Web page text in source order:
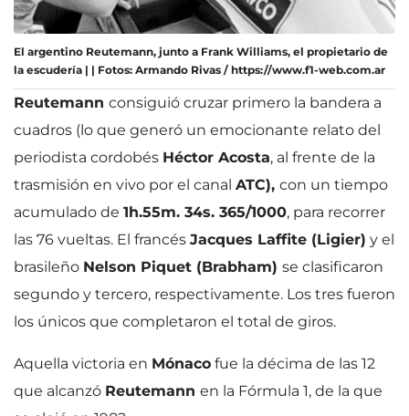
El argentino Reutemann, junto a Frank Williams, el propietario de
la escudería | | Fotos: Armando Rivas / https://www.f1-web.com.ar
Reutemann consiguió cruzar primero la bandera a
cuadros (lo que generó un emocionante relato del
periodista cordobés Héctor Acosta, al frente de la
trasmisión en vivo por el canal ATC), con un tiempo
acumulado de 1h.55m. 34s. 365/1000, para recorrer
las 76 vueltas. El francés Jacques Laffite (Ligier) y el
brasileño Nelson Piquet (Brabham) se clasificaron
segundo y tercero, respectivamente. Los tres fueron
los únicos que completaron el total de giros.
Aquella victoria en Mónaco fue la décima de las 12
que alcanzó Reutemann en la Fórmula 1, de la que